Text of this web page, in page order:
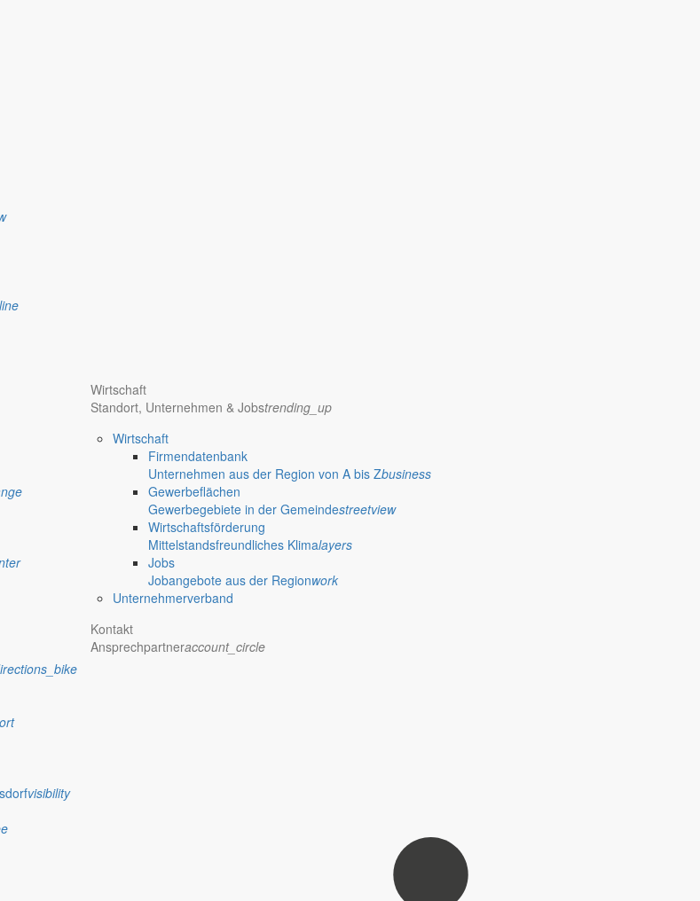
visibility
Wirtschaft
Standort, Unternehmen & Jobstrending_up
Wirtschaft
Firmendatenbank
Unternehmen aus der Region von A bis Zbusiness
Gewerbeflächen
Gewerbegebiete in der Gemeindestreetview
Wirtschaftsförderung
Mittelstandsfreundliches Klimalayers
Jobs
Jobangebote aus der Regionwork
Unternehmerverband
Kontakt
Ansprechpartneraccount_circle
Markersdorf
und weiteren Aktivitäten in der Gemeinde.